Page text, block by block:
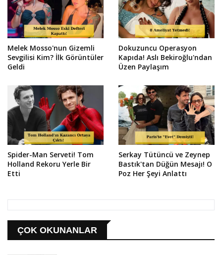
Melek Mosso'nun Gizemli
Sevgilisi Kim? İlk Görüntüler
Geldi
Dokuzuncu Operasyon
Kapıda! Aslı Bekiroğlu'ndan
Üzen Paylaşım
Spider-Man Serveti! Tom
Holland Rekoru Yerle Bir
Etti
Serkay Tütüncü ve Zeynep
Bastık'tan Düğün Mesajı! O
Poz Her Şeyi Anlattı
ÇOK OKUNANLAR